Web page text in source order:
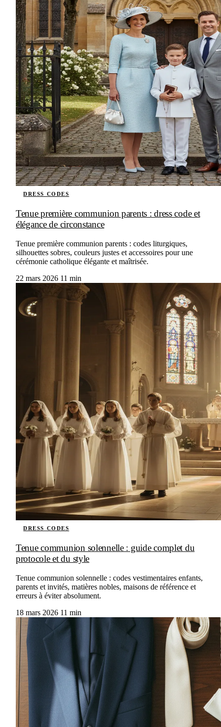
DRESS CODES
Tenue première communion parents : dress code et
élégance de circonstance
Tenue première communion parents : codes liturgiques,
silhouettes sobres, couleurs justes et accessoires pour une
cérémonie catholique élégante et maîtrisée.
22 mars 2026 11 min
DRESS CODES
Tenue communion solennelle : guide complet du
protocole et du style
Tenue communion solennelle : codes vestimentaires enfants,
parents et invités, matières nobles, maisons de référence et
erreurs à éviter absolument.
18 mars 2026 11 min